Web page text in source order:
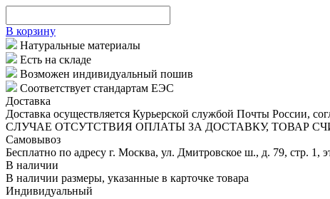
В корзину
Натуральные материалы
Есть на складе
Возможен индивидуальный пошив
Соответствует стандартам ЕЭС
Доставка
Доставка осуществляется Курьерской службой Почты России,
СЛУЧАЕ ОТСУТСТВИЯ ОПЛАТЫ ЗА ДОСТАВКУ, ТОВАР
Самовывоз
Бесплатно по адресу г. Москва, ул. Дмитровское ш., д. 79, стр. 1,
В наличии
В наличии размеры, указанные в карточке товара
Индивидуальный